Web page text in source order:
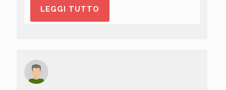
LEGGI TUTTO